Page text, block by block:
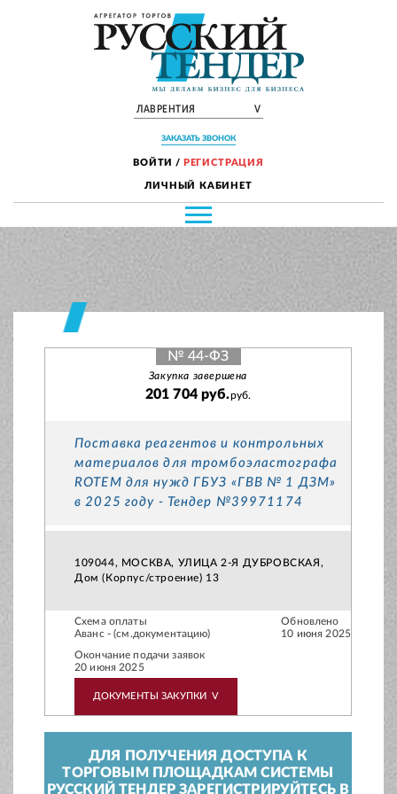
ЛАВРЕНТИЯ V
ЗАКАЗАТЬ ЗВОНОК
ВОЙТИ / РЕГИСТРАЦИЯ
ЛИЧНЫЙ КАБИНЕТ
№ 44-ФЗ
Закупка завершена
201 704 руб.руб.
Поставка реагентов и контрольных
материалов для тромбоэластографа
ROTEM для нужд ГБУЗ «ГВВ № 1 ДЗМ»
в 2025 году - Тендер №39971174
109044, МОСКВА, УЛИЦА 2-Я ДУБРОВСКАЯ,
Дом (Корпус/строение) 13
Схема оплаты
Аванс - (см.документацию)
Обновлено
10 июня 2025
Окончание подачи заявок
20 июня 2025
ДОКУМЕНТЫ ЗАКУПКИ V
ДЛЯ ПОЛУЧЕНИЯ ДОСТУПА К
ТОРГОВЫМ ПЛОЩАДКАМ СИСТЕМЫ
РУССКИЙ ТЕНДЕР ЗАРЕГИСТРИРУЙТЕСЬ В